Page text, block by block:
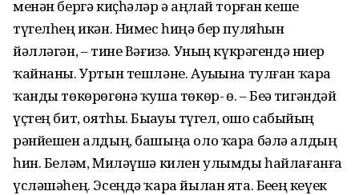
менән бергә киҫһәләр ҙә аңлай торған кеше
түгелһең икән. Нимес һиңә бер пуляһын
йәлләгән, – тине Вәғизә. Уның күкрәгендә ниҙер
ҡайнаны. Уртын тешләне. Ауыҙына тулған ҡара
ҡанды төкөрөгөнә ҡуша төкөр- ҙө. – Беҙҙә тигәндәй
үҫтең бит, оятһыҙ. Быҙауҙы түгел, ошо сабыйҙың
рәнйешен алдың, башыңа оло ҡара бәлә алдың
һин. Беләм, Миләүшә килен улымды һайлағанға
үсләшәһең. Эсеңдә ҡара йылан ята. Беҙҙең кеүек